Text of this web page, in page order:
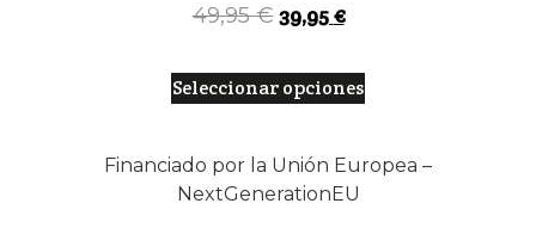
49,95€ 39,95€
Seleccionar opciones
Financiado por la Unión Europea –
NextGenerationEU